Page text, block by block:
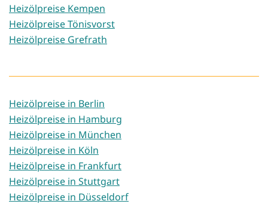
Heizölpreise Kempen
Heizölpreise Tönisvorst
Heizölpreise Grefrath
Heizölpreise in Berlin
Heizölpreise in Hamburg
Heizölpreise in München
Heizölpreise in Köln
Heizölpreise in Frankfurt
Heizölpreise in Stuttgart
Heizölpreise in Düsseldorf